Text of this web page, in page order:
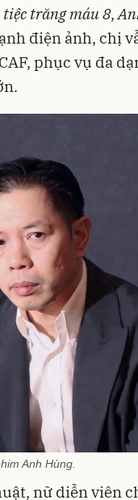
trăng máu 8,
điện ảnh, chị
phục vụ đa
Anh Hùng.
nữ diễn viên